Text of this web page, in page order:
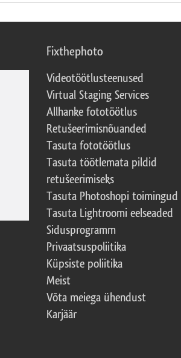
Fixthephoto
Videotöötlusteenused
Virtual Staging Services
Allhanke fototöötlus
Retušeerimisnõuanded
Tasuta fototöötlus
Tasuta töötlemata pildid
retušeerimiseks
Tasuta Photoshopi toimingud
Tasuta Lightroomi eelseaded
Sidusprogramm
Privaatsuspoliitika
Küpsiste poliitika
Meist
Võta meiega ühendust
Karjäär